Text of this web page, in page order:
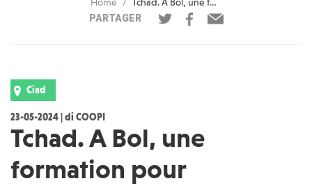
Home
Tchad. A Bol, une formation pour améliorer la prise en charge psychosociale
PARTAGER
Ciad
23-05-2024 | di COOPI
Tchad. A Bol, une
formation pour